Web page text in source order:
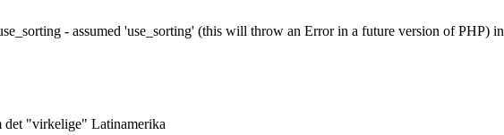
- assumed 'use_sorting' (this will throw an Error in a future version of PHP) in
det "virkelige" Latinamerika